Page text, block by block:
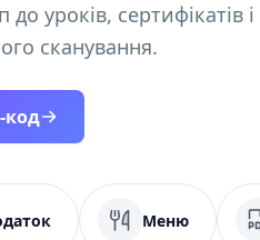
уроків, сертифікатів і
сканування.
код
Меню